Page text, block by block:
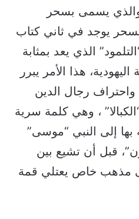
والذي يسمى بسحر
السحر يوجد في ثاني كتاب
الذي يعد بمثابة
اليهودية، هذا الأمر يبرر
واحتراف رجال الدين
، وهي كلمة سرية
بها إلى النبي “موسى”
قبل أن تشيع بين
مذهب خاص يعتلي قمة